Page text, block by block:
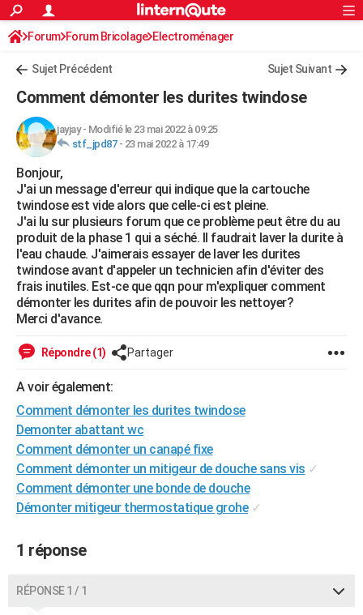
ACTUALITÉS
Politique
Société
Faits Divers
Education
Monde
Villes
+
FINANCE
Retraite
Impôts
Epargne
Immobilier
Risques naturels par ville
Banque
Assurance
Crédit
AUTO
Essais
Réserver un essai
Citadines
Berlines
SUV
Forum auto
+HIGH-TECH
Mobiles
Meilleur smartphone
Internet
Ordinateurs
Jeux vidéo
Guide high-tech
+BRICOLAGE
Forum
Aménagement intérieur
Extérieur
Cuisine
Salle de bains
Jardinage
Rangement
WEEK-END
Guides de France
Escapades
Patrimoine
Expositions
Musées
Week-end nature
+LIFESTYLE
Art de vivre
Bien-être
Loisirs
ModeModes de vie
SANTE
Alimentation
Guide de la santé
Maladies
Médicaments
Sommeil
VOYAGE
Destinations
City break
Voyage nature
Voyage de noces
Forum
Climat
PHOTO
GUIDES D'ACHAT
BONS PLANS
CARTE DE VOEUX
Carte de Noël
Carte Bonne année
Carte Saint-Valentin
Carte Pâques
Carte d'anniversaire
DICTIONNAIRE
Dictionnaire
Biographies
Citations
Expressions
Proverbes
PROGRAMME TV
AVIS DE DÉCÈS
S'inscrire
Connexion
Forum Forum Bricolage Electroménager
Sujet Précédent Sujet Suivant
Comment démonter les durites twindose
jayjay- Modifié le 23 mai 2022 à 09:25
stf_jpd87- 23 mai 2022 à 17:49
Bonjour,
J'ai un message d'erreur qui indique que la cartouche
twindose est vide alors que celle-ci est pleine.
J'ai lu sur plusieurs forum que ce problème peut être du au
produit de la phase 1 qui a séché. Il faudrait laver la durite à
l'eau chaude. J'aimerais essayer de laver les durites
twindose avant d'appeler un technicien afin d'éviter des
frais inutiles. Est-ce que qqn pour m'expliquer comment
démonter les durites afin de pouvoir les nettoyer?
Merci d'avance.
Répondre (1) Partager
A voir également:
Comment démonter les durites twindose
Demonter abattant wc
Comment démonter un canapé fixe
Comment démonter un mitigeur de douche sans vis ✓
Comment démonter une bonde de douche
Démonter mitigeur thermostatique grohe ✓
1 réponse
RÉPONSE 1 / 1